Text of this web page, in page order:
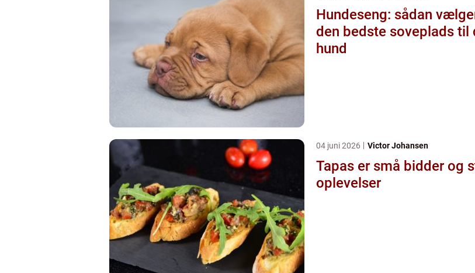
Hundeseng: sådan
den bedste soveplads til
hund
04 juni 2026 Victor Johansen
Tapas er små bidder og
oplevelser